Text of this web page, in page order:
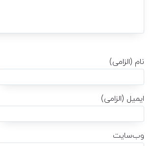
نام (الزامی)
ایمیل (الزامی)
وب‌سایت